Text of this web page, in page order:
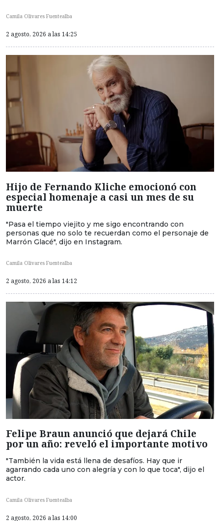
Camila Olivares Fuentealba
2 agosto, 2026 a las 14:25
Hijo de Fernando Kliche emocionó con
especial homenaje a casi un mes de su
muerte
"Pasa el tiempo viejito y me sigo encontrando con
personas que no solo te recuerdan como el personaje de
Marrón Glacé", dijo en Instagram.
Camila Olivares Fuentealba
2 agosto, 2026 a las 14:12
Felipe Braun anunció que dejará Chile
por un año: reveló el importante motivo
"También la vida está llena de desafíos. Hay que ir
agarrando cada uno con alegría y con lo que toca", dijo el
actor.
Camila Olivares Fuentealba
2 agosto, 2026 a las 14:00